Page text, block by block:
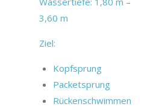
3,60 m
Ziel:
Kopfsprung
Packetsprung
Rückenschwimmen